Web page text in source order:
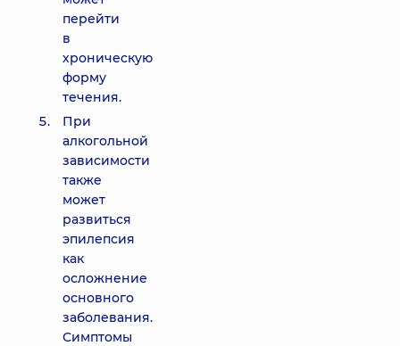
перейти
в
хроническую
форму
течения.
При
алкогольной
зависимости
также
может
развиться
эпилепсия
как
осложнение
основного
заболевания.
Симптомы